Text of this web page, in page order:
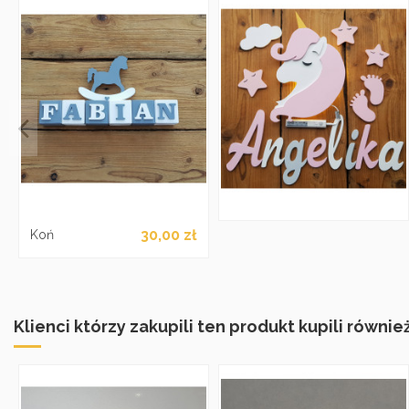
Koń 30,00 zł
Klienci którzy zakupili ten produkt kupili